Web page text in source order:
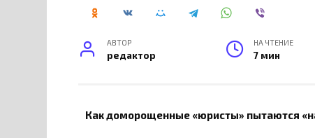
АВТОР
редактор
НА ЧТЕНИЕ
7 мин
Как доморощенные «юристы» пытаются